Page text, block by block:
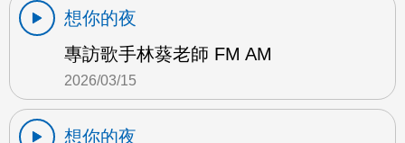
想你的夜
專訪歌手林葵老師 FM AM
2026/03/15
想你的夜